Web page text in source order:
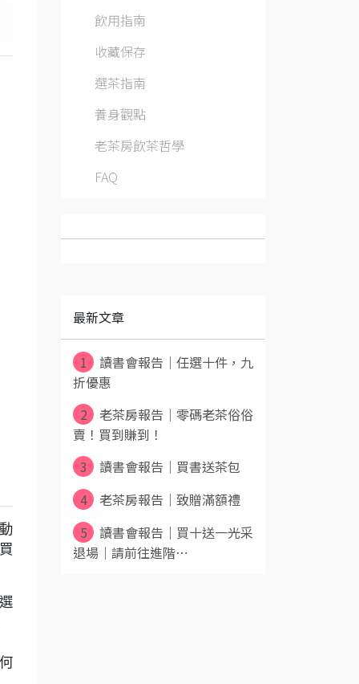
飲用指南
收藏保存
選茶指南
養身觀點
老茶房飲茶哲學
FAQ
最新文章
1
讀書會報告｜任選十件，九
折優惠
2
老茶房報告｜零碼老茶俗俗
賣！買到賺到！
3
讀書會報告｜買書送茶包
4
老茶房報告｜致贈滿額禮
5
讀書會報告｜買十送一光采
退場｜請前往進階⋯